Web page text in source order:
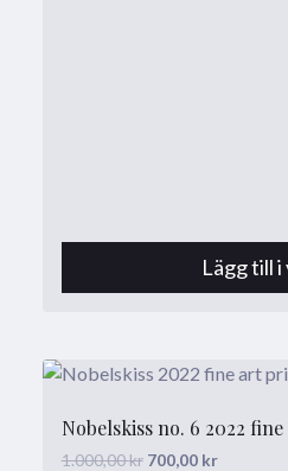
Lägg till
Nobelskiss no. 6 2022
1.000,00kr Det
700,00 krDet